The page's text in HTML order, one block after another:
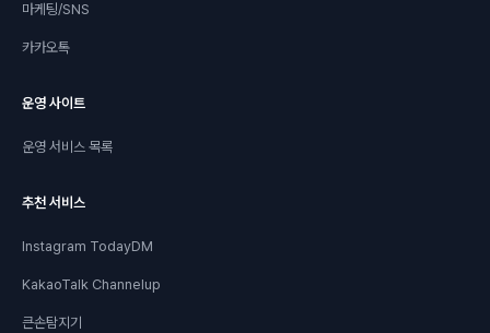
마케팅/SNS
카카오톡
운영 사이트
운영 서비스 목록
추천 서비스
Instagram TodayDM
KakaoTalk Channelup
큰손탐지기